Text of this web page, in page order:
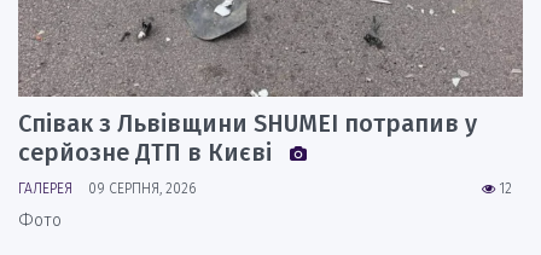
Співак з Львівщини SHUMEI потрапив у
серйозне ДТП в Києві
12
ГАЛЕРЕЯ 09 СЕРПНЯ, 2026
Фото